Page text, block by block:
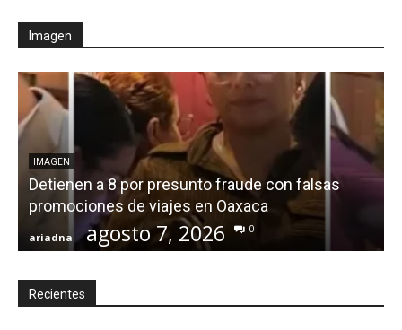
Imagen
IMAGEN
Detienen a 8 por presunto fraude con falsas
promociones de viajes en Oaxaca
ariadna - agosto 7, 2026 0
Recientes